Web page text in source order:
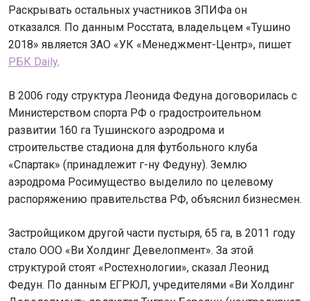
Раскрывать остальных участников ЗПИФа он
отказался. По данным Росстата, владельцем «Тушино
2018» является ЗАО «УК «Менеджмент-Центр», пишет
РБК Daily.
В 2006 году структура Леонида Федуна договорилась с
Министерством спорта РФ о градостроительном
развитии 160 га Тушинского аэродрома и
строительстве стадиона для футбольного клуба
«Спартак» (принадлежит г-ну Федуну). Землю
аэродрома Росимущество выделило по целевому
распоряжению правительства РФ, объяснил бизнесмен.
Застройщиком другой части пустыря, 65 га, в 2011 году
стало ООО «Ви Холдинг Девелопмент». За этой
структурой стоят «Ростехнологии», сказал Леонид
Федун. По данным ЕГРЮЛ, учредителями «Ви Холдинг